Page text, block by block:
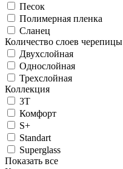
Песок
Полимерная пленка
Сланец
Количество слоев черепицы
Двухслойная
Однослойная
Трехслойная
Коллекция
3T
Комфорт
S+
Standart
Superglass
Показать все